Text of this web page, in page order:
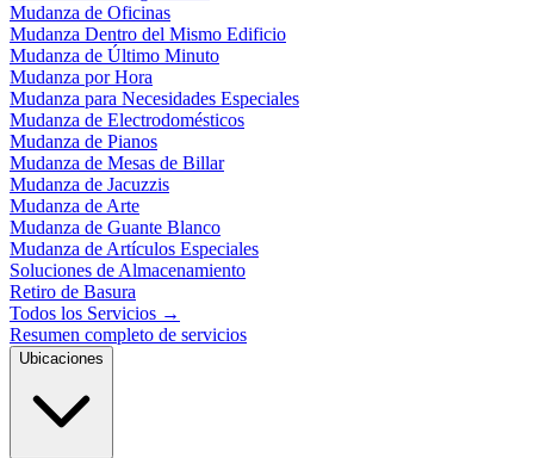
Mudanza de Oficinas
Mudanza Dentro del Mismo Edificio
Mudanza de Último Minuto
Mudanza por Hora
Mudanza para Necesidades Especiales
Mudanza de Electrodomésticos
Mudanza de Pianos
Mudanza de Mesas de Billar
Mudanza de Jacuzzis
Mudanza de Arte
Mudanza de Guante Blanco
Mudanza de Artículos Especiales
Soluciones de Almacenamiento
Retiro de Basura
Todos los Servicios →
Resumen completo de servicios
Ubicaciones